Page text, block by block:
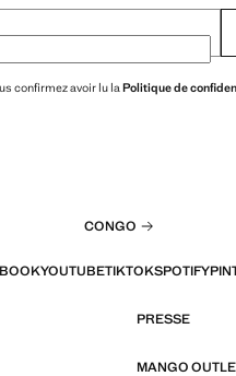
confirmez avoir lu laPolitique de
CONGO
YOUTUBETIKTOKSPOTIFY
PRESSE
MANGO